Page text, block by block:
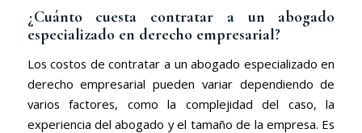
¿Cuánto cuesta contratar a un abogado
especializado en derecho empresarial?
Los costos de contratar a un abogado especializado en
derecho empresarial pueden variar dependiendo de
varios factores, como la complejidad del caso, la
experiencia del abogado y el tamaño de la empresa. Es